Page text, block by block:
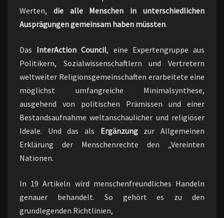
Werten, die alle Menschen in unterschiedlichen
Ausprägungen gemeinsam haben müssten.
Das InterAction Council, eine Expertengruppe aus
Politikern, Sozialwissenschaftlern und Vertretern
weltweiter Religionsgemeinschaften erarbeitete eine
möglichst umfangreiche Minimalsynthese,
ausgehend von politischen Prämissen und einer
Bestandsaufnahme weltanschaulicher und religiöser
Ideale. Und das als Ergänzungzur Allgemeinen
Erklärung der Menschenrechte den „Vereinten
Nationen.
In 19 Artikeln wird menschenfreundliches Handeln
genauer behandelt. So gehört es zu den
grundlegenden Richtlinien,